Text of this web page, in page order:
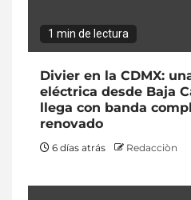
1 min de lectura
Divier en la CDMX:
eléctrica desde Baja
llega con banda
renovado
6 días atrás Redacciòn